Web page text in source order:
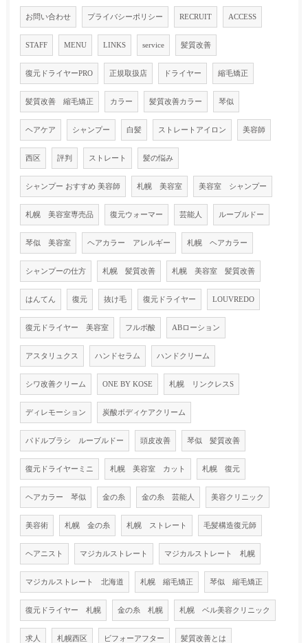
お問い合わせ プライバシーポリシー RECRUIT ACCESS
STAFF MENU LINKS service 髪質改善
復元ドライヤーPRO 正規取扱店 ドライヤー 縮毛矯正
髪質改善 縮毛矯正 カラー 髪質改善カラー 琴似
ヘアケア シャンプー 白髪 ストレートアイロン 美容師
西区 評判 ストレート 髪の悩み
シャンプー おすすめ 美容師 札幌 美容室 美容室 シャンプー
札幌 美容室専売品 復元ウォーマー 芸能人 ルーブルドー
琴似 美容室 ヘアカラー アレルギー 札幌 ヘアカラー
シャンプーの仕方 札幌 髪質改善 札幌 美容室 髪質改善
はんてん 復元 抜け毛 復元ドライヤー LOUVREDO
復元ドライヤー 美容室 フルボ酸 ABローション
アスタリュクス ハンドセラム ハンドクリーム
シワ改善クリーム ONE BY KOSE 札幌 リンクレスS
ディレモーション 炭酸ボディケアクリーム
パドルブラシ ルーブルドー 頭皮改善 琴似 髪質改善
復元ドライヤーミニ 札幌 美容室 カット 札幌 復元
ヘアカラー 琴似 金の糸 金の糸 芸能人 美容クリニック
美容術 札幌 金の糸 札幌 ストレート 毛髪構造復元師
ヘアニスト マジカルストレート マジカルストレート 札幌
マジカルストレート 北海道 札幌 縮毛矯正 琴似 縮毛矯正
復元ドライヤー 札幌 金の糸 札幌 札幌 ベル美容クリニック
求人 札幌西区 ビフォーアフター 髪質改善とは